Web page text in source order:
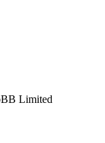
Limited